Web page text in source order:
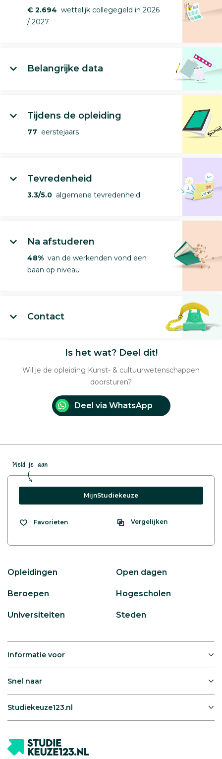
€ 2.694 wettelijk collegegeld in 2026
/ 2027
Belangrijke data
Tijdens de opleiding
77 eerstejaars
Tevredenheid
3.3/5.0 algemene tevredenheid
Na afstuderen
48% van de werkenden vond een
baan op niveau
Contact
Is het wat? Deel dit!
Wil je de opleiding Kunst- & cultuurwetenschappen
doorsturen?
Deel via WhatsApp
Meld je aan
MijnStudiekeuze
Favorieten Vergelijken
Opleidingen Open dagen
Beroepen Hogescholen
Universiteiten Steden
Informatie voor
Snel naar
Studiekeuze123.nl